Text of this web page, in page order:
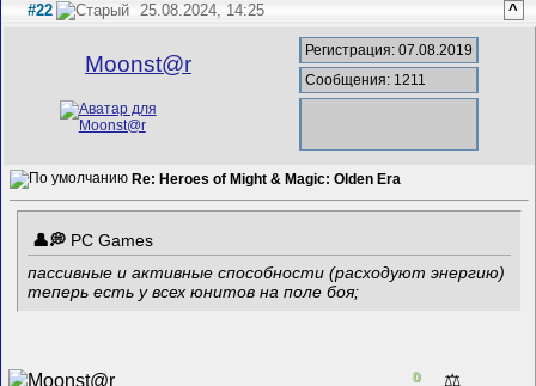
#22 25.08.2024, 14:25 ^
Mооnst@r
Регистрация: 07.08.2019
Сообщения: 1211
Re: Heroes of Might & Magic: Olden Era
PC Games
пассивные и активные способности (расходуют энергию)
теперь есть у всех юнитов на поле боя;
0 ⚖️